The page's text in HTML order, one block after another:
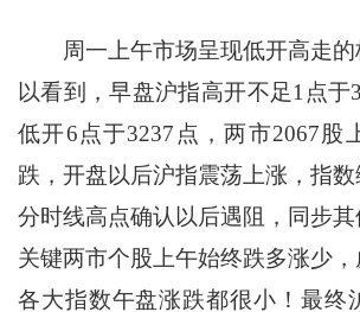
周一上午市场呈现低开高走的
以看到，早盘沪指高开不足1点于
低开6点于3237点，两市2067股
跌，开盘以后沪指震荡上涨，指
分时线高点确认以后遇阻，同步其
关键两市个股上午始终跌多涨少，
各大指数午盘涨跌都很小！最终